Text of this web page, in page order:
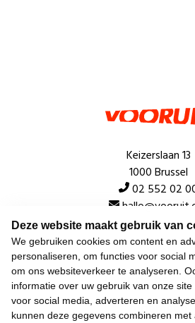
Deze website maakt gebruik van
We gebruiken cookies om content en
personaliseren, om functies voor social
om ons websiteverkeer te analyseren.
informatie over uw gebruik van onze
voor social media, adverteren en
kunnen deze gegevens combineren
Keizerslaan 13
1000 Brussel
02 552 02
Snel
Over de
Algemeen